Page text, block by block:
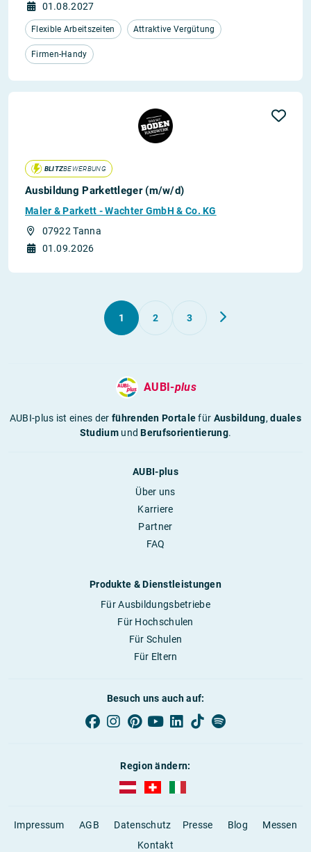
01.08.2027
Flexible Arbeitszeiten Attraktive Vergütung
Firmen-Handy
BLITZBEWERBUNG
Ausbildung Parkettleger (m/w/d)
Maler & Parkett - Wachter GmbH & Co. KG
07922 Tanna
01.09.2026
1 2 3
AUBI-plus
AUBI-plus ist eines derführenden Portalefür Ausbildung,duales
StudiumundBerufsorientierung.
AUBI-plus
Über uns
Karriere
Partner
FAQ
Produkte & Dienstleistungen
Für Ausbildungsbetriebe
Für Hochschulen
Für Schulen
Für Eltern
Besuch uns auch auf:
Region ändern:
AUBI-plus Österreich (deutsch)
Impressum AGB Datenschutz Presse Blog
Messen
Kontakt